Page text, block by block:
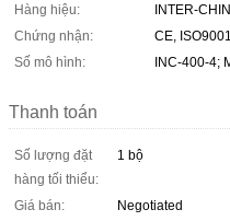
Hàng hiệu:
INTER-
Chứng nhận:
CE,
Số mô hình:
INC-400-4;
Thanh toán
Số lượng đặt
hàng tối thiểu:
1 bộ
Giá bán:
Negotiated